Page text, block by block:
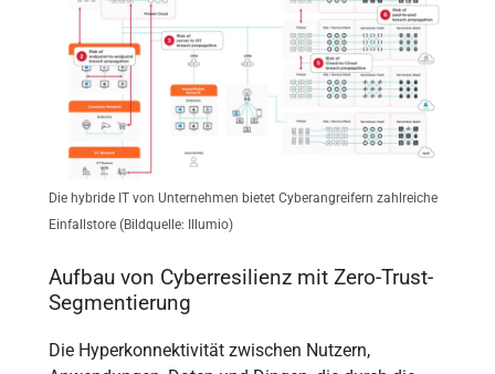
Die hybride IT von Unternehmen bietet Cyberangreifern zahlreiche
Einfallstore (Bildquelle: Illumio)
Aufbau von Cyberresilienz mit Zero-Trust-
Segmentierung
Die Hyperkonnektivität zwischen Nutzern,